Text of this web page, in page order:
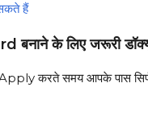
हैं
बनाने के लिए जरूरी
करते समय आपके पास